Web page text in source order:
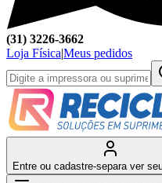
(31) 3226-3662
Loja Física|Meus pedidos
Entre ou cadastre-separa ver